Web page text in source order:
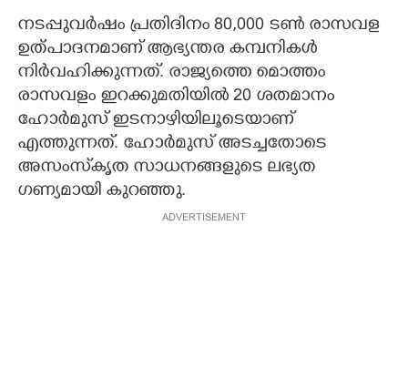
നടപ്പുവർഷം പ്രതിദിനം 80,000 ടൺ രാസവള
ഉത്പാദനമാണ് ആഭ്യന്തര കമ്പനികൾ
നിർവഹിക്കുന്നത്. രാജ്യത്തെ മൊത്തം
രാസവളം ഇറക്കുമതിയിൽ 20 ശതമാനം
ഹോർമുസ് ഇടനാഴിയിലൂടെയാണ്
എത്തുന്നത്. ഹോർമുസ് അടച്ചതോടെ
അസംസ്‌കൃത സാധനങ്ങളുടെ ലഭ്യത
ഗണ്യമായി കുറഞ്ഞു.
ADVERTISEMENT